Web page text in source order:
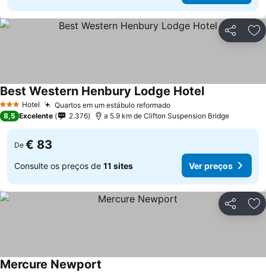
Partilhar
3 EstrelasHotel Quartos em um estábulo reformado
Best Western Henbury Lodge Hotel
8,5 Excelente 2.376 a 5.9 km de Clifton Suspension Bridge
De € 83
Consulte os preços de 11 sites Ver preços
Partilhar
Mercure Newport